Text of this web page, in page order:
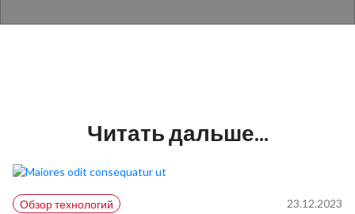
Читать дальше...
Обзор технологий 23.12.2023